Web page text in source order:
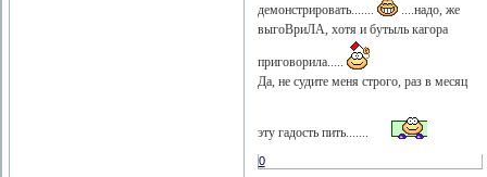
демонстрировать.......
....надо, же
выгоВриЛА, хотя и бутыль кагора
приговорила.....
Да, не судите меня строго, раз в месяц
эту гадость пить.......
0